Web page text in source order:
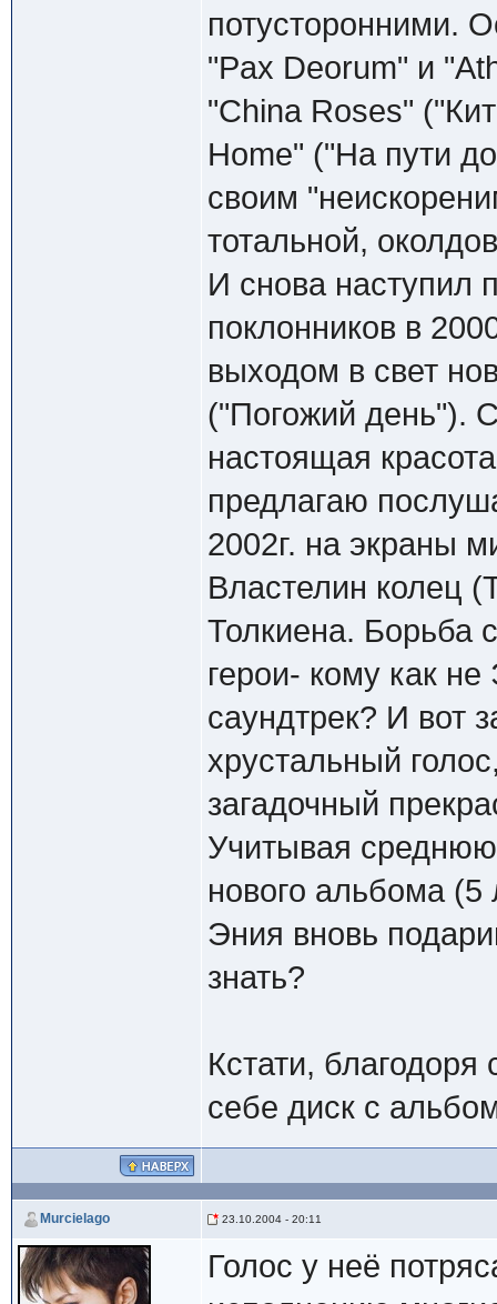
потусторонними.
"Pax Deorum" и
"China Roses"
Home" ("На пути
своим
тотальной,
И снова наступил
поклонников в
выходом в свет
("Погожий день").
настоящая
предлагаю
2002г. на экраны
Властелин колец
Толкиена. Борьба
герои- кому как
саундтрек? И вот
хрустальный
загадочный
Учитывая
нового альбома (5
Эния вновь
знать?
Кстати,
себе диск с
Murcielago 23.10.2004 - 20:11
Голос у неё